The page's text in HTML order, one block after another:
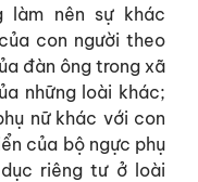
làm nên sự khác
con người theo
đàn ông trong xã
những loài khác;
nữ khác với con
của bộ ngực phụ
riêng tư ở loài